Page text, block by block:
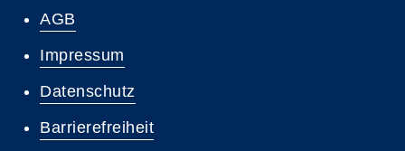
AGB
Impressum
Datenschutz
Barrierefreiheit